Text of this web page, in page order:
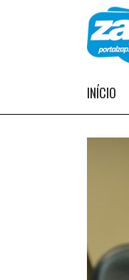
INÍCIO